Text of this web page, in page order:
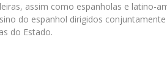
assim como espanholas e latino-
do espanhol dirigidos
do Estado.